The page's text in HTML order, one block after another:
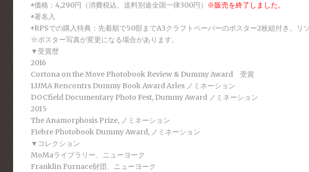
◉価格：4,290円（消費税込、送料別途全国一律300円）
※販売を終了しました。
◉署名入
◉RPSでの購入特典：先着順で50部までA3クラフトペーパーのポスター2枚組付き。リ
※ポスター写真が変更になる場合があります。
▼受賞歴
2016
Cortona on the Move Photobook Review & Dummy Award 受賞
LUMA Rencontrs Dummy Book Award Arles ノミネーション
DOCfield Documentary Photo Fest, Dummy Award ノミネーション
2015
The Anamorphosis Prize, ノミネーション
Fiebre Photobook Dummy Award, ノミネーション
▼コレクション
MoMaライブラリー、ニューヨーク
Franklin Furnace財団、ニューヨーク